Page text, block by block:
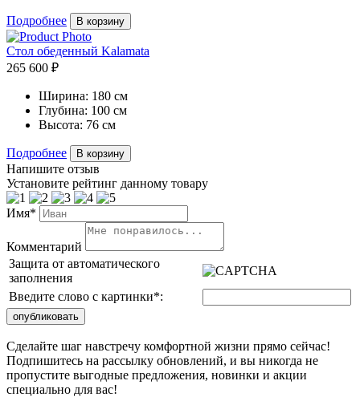
Подробнее В корзину
Стол обеденный Kalamata
265 600 ₽
Ширина: 180 см
Глубина: 100 см
Высота: 76 см
Подробнее В корзину
Напишите отзыв
Установите рейтинг данному товару
Имя*
Комментарий
Защита от автоматического
заполнения
Введите слово с картинки*:
Сделайте шаг навстречу комфортной жизни прямо сейчас!
Подпишитесь на рассылку обновлений, и вы никогда не
пропустите выгодные предложения, новинки и акции
специально для вас!